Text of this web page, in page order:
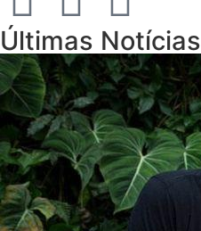
Últimas Notícias